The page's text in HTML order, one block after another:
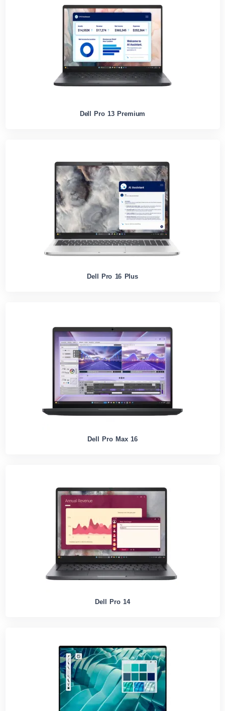
Dell Pro 13 Premium
Dell Pro 16 Plus
Dell Pro Max 16
Dell Pro 14